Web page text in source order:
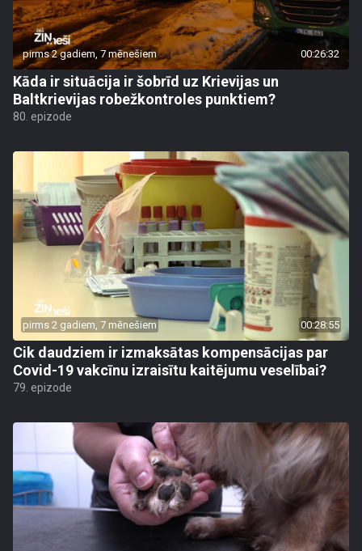
pirms 2 gadiem, 7 mēnešiem 00:26:32
Kāda ir situācija ir šobrīd uz Krievijas un
Baltkrievijas robežkontroles punktiem?
80. epizode
pirms 2 gadiem, 7 mēnešiem 00:28:55
Cik daudziem ir izmaksātas kompensācijas par
Covid-19 vakcīnu izraisītu kaitējumu veselībai?
79. epizode